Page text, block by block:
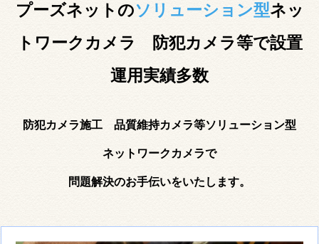
プーズネットのソリューション型ネッ
トワークカメラ 防犯カメラ等で設置
運用実績多数
防犯カメラ施工 品質維持カメラ等ソリューション型
ネットワークカメラで
問題解決のお手伝いをいたします。